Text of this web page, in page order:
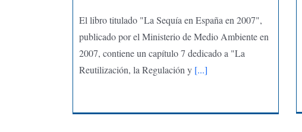
El libro titulado "La Sequía en España en 2007",
publicado por el Ministerio de Medio Ambiente en
2007, contiene un capítulo 7 dedicado a "La
Reutilización, la Regulación y[...]